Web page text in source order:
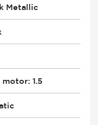
Metallic
motor: 1.5